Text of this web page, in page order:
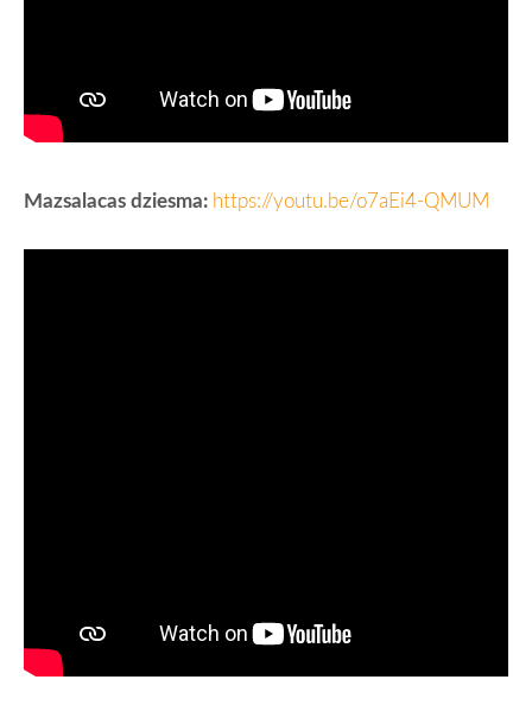
Mazsalacas dziesma: https://youtu.be/o7aEi4-QMUM